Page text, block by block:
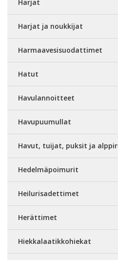
Harjat
Harjat ja noukkijat
Harmaavesisuodattimet
Hatut
Havulannoitteet
Havupuumullat
Havut, tuijat, puksit ja
Hedelmäpoimurit
Heilurisadettimet
Herättimet
Hiekkalaatikkohiekat